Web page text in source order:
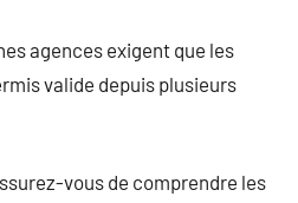
agences exigent que les
valide depuis plusieurs
vous de comprendre les